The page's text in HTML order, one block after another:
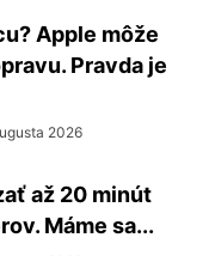
Apple môže
Pravda je
2026
až 20 minút
Máme sa...